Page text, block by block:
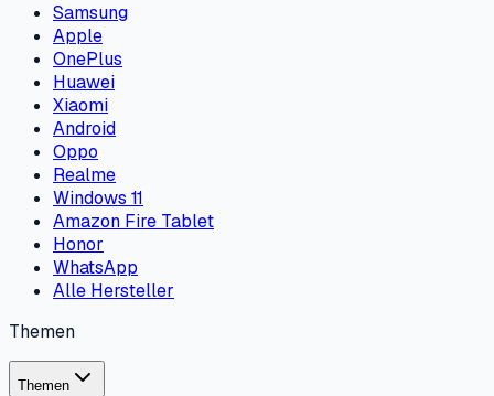
Samsung
Apple
OnePlus
Huawei
Xiaomi
Android
Oppo
Realme
Windows 11
Amazon Fire Tablet
Honor
WhatsApp
Alle Hersteller
Themen
Themen